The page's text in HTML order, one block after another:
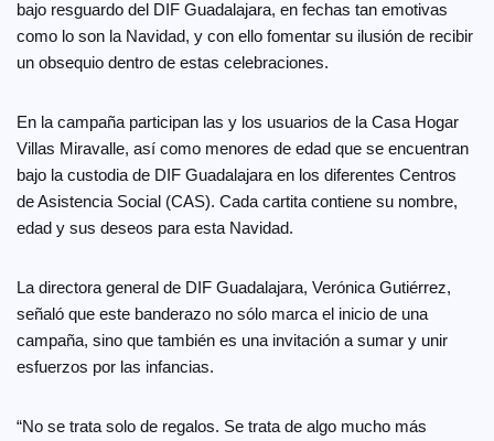
bajo resguardo del DIF Guadalajara, en fechas tan emotivas
como lo son la Navidad, y con ello fomentar su ilusión de recibir
un obsequio dentro de estas celebraciones.
En la campaña participan las y los usuarios de la Casa Hogar
Villas Miravalle, así como menores de edad que se encuentran
bajo la custodia de DIF Guadalajara en los diferentes Centros
de Asistencia Social (CAS). Cada cartita contiene su nombre,
edad y sus deseos para esta Navidad.
La directora general de DIF Guadalajara, Verónica Gutiérrez,
señaló que este banderazo no sólo marca el inicio de una
campaña, sino que también es una invitación a sumar y unir
esfuerzos por las infancias.
“No se trata solo de regalos. Se trata de algo mucho más